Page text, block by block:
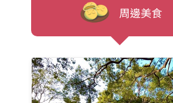
周邊美食